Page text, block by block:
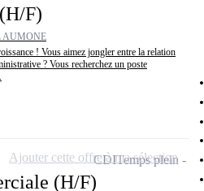
F)
AUMONE
! Vous aimez jongler entre la relation
? Vous recherchez un poste
(H/F)
CDITemps plein
Ajouter cette offre à ma sélection